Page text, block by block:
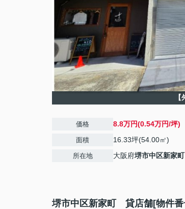
【
価格 8.8万円(0.54万円/坪)
面積 16.33坪(54.00㎡)
所在地 大阪府堺市中区新家町
堺市中区新家町 貸店舗[物件番